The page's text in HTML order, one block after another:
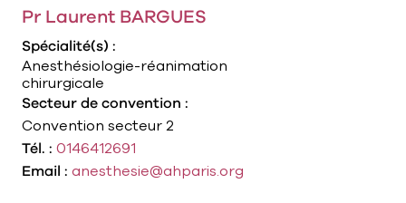
Pr Laurent BARGUES
Spécialité(s) :
Anesthésiologie-réanimation
chirurgicale
Secteur de convention :
Convention secteur 2
Tél. : 0146412691
Email : anesthesie@ahparis.org